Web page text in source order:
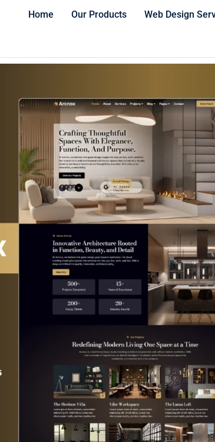
Home Our Products Web Design